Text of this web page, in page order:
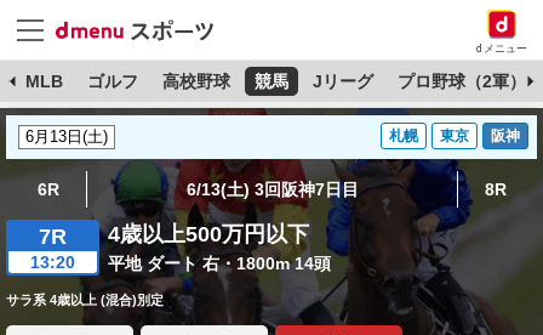
dメニュー
MLB ゴルフ 高校野球 競馬 Jリーグ プロ野球（2軍）
札幌 東京 阪神
6R 6/13(土) 3回阪神7日目 8R
7R
13:20
4歳以上500万円以下
平地 ダート 右・1800m 14頭
サラ系 4歳以上 (混合)別定